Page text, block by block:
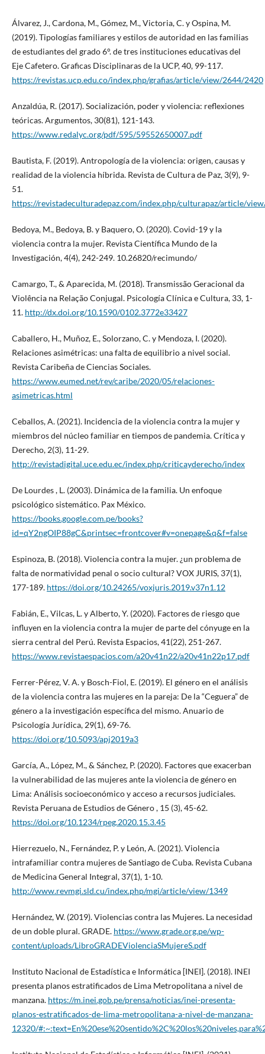
Álvarez, J., Cardona, M., Gómez, M., Victoria, C. y Ospina, M.
(2019). Tipologías familiares y estilos de autoridad en las familias
de estudiantes del grado 6°. de tres instituciones educativas del
Eje Cafetero. Graficas Disciplinaras de la UCP, 40, 99-117.
https://revistas.ucp.edu.co/index.php/grafias/article/view/2644/2420
Anzaldúa, R. (2017). Socialización, poder y violencia: reflexiones
teóricas. Argumentos, 30(81), 121-143.
https://www.redalyc.org/pdf/595/59552650007.pdf
Bautista, F. (2019). Antropología de la violencia: origen, causas y
realidad de la violencia híbrida. Revista de Cultura de Paz, 3(9), 9-
51.
https://revistadeculturadepaz.com/index.php/culturapaz/article/
Bedoya, M., Bedoya, B. y Baquero, O. (2020). Covid-19 y la
violencia contra la mujer. Revista Científica Mundo de la
Investigación, 4(4), 242-249. 10.26820/recimundo/
Camargo, T., & Aparecida, M. (2018). Transmissão Geracional da
Violência na Relação Conjugal. Psicología Clínica e Cultura, 33, 1-
11. http://dx.doi.org/10.1590/0102.3772e33427
Caballero, H., Muñoz, E., Solorzano, C. y Mendoza, I. (2020).
Relaciones asimétricas: una falta de equilibrio a nivel social.
Revista Caribeña de Ciencias Sociales.
https://www.eumed.net/rev/caribe/2020/05/relaciones-
asimetricas.html
Ceballos, A. (2021). Incidencia de la violencia contra la mujer y
miembros del núcleo familiar en tiempos de pandemia. Crítica y
Derecho, 2(3), 11-29.
http://revistadigital.uce.edu.ec/index.php/criticayderecho/index
De Lourdes , L. (2003). Dinámica de la familia. Un enfoque
psicológico sistemático. Pax México.
https://books.google.com.pe/books?
id=qY2ngOIP88gC&printsec=frontcover#v=onepage&q&f=false
Espinoza, B. (2018). Violencia contra la mujer. ¿un problema de
falta de normatividad penal o socio cultural? VOX JURIS, 37(1),
177-189. https://doi.org/10.24265/voxjuris.2019.v37n1.12
Fabián, E., Vilcas, L. y Alberto, Y. (2020). Factores de riesgo que
influyen en la violencia contra la mujer de parte del cónyuge en la
sierra central del Perú. Revista Espacios, 41(22), 251-267.
https://www.revistaespacios.com/a20v41n22/a20v41n22p17.pdf
Ferrer-Pérez, V. A. y Bosch-Fiol, E. (2019). El género en el análisis
de la violencia contra las mujeres en la pareja: De la “Ceguera” de
género a la investigación específica del mismo. Anuario de
Psicología Jurídica, 29(1), 69-76.
https://doi.org/10.5093/apj2019a3
García, A., López, M., & Sánchez, P. (2020). Factores que exacerban
la vulnerabilidad de las mujeres ante la violencia de género en
Lima: Análisis socioeconómico y acceso a recursos judiciales.
Revista Peruana de Estudios de Género , 15 (3), 45-62.
https://doi.org/10.1234/rpeg.2020.15.3.45
Hierrezuelo, N., Fernández, P. y León, A. (2021). Violencia
intrafamiliar contra mujeres de Santiago de Cuba. Revista Cubana
de Medicina General Integral, 37(1), 1-10.
http://www.revmgi.sld.cu/index.php/mgi/article/view/1349
Hernández, W. (2019). Violencias contra las Mujeres. La necesidad
de un doble plural. GRADE. https://www.grade.org.pe/wp-
content/uploads/LibroGRADEViolenciaSMujereS.pdf
Instituto Nacional de Estadística e Informática [INEI]. (2018). INEI
presenta planos estratificados de Lima Metropolitana a nivel de
manzana. https://m.inei.gob.pe/prensa/noticias/inei-presenta-
planos-estratificados-de-lima-metropolitana-a-nivel-de-manzana-
12320/